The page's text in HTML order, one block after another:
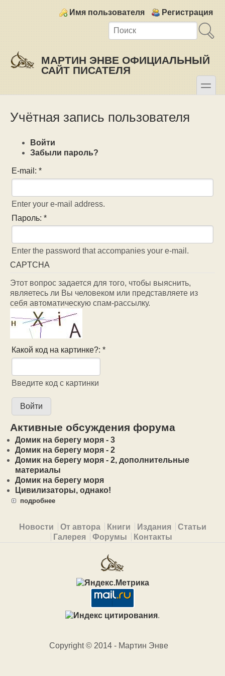
Login links
Имя пользователя Регистрация
МАРТИН ЭНВЕ ОФИЦИАЛЬНЫЙ
САЙТ ПИСАТЕЛЯ
toggle
Учётная запись пользователя
Войти
Забыли пароль?
E-mail:*
Enter your e-mail address.
Пароль:*
Enter the password that accompanies your e-mail.
CAPTCHA
Этот вопрос задается для того, чтобы выяснить,
являетесь ли Вы человеком или представляете из
себя автоматическую спам-рассылку.
Какой код на картинке?:*
Введите код с картинки
Активные обсуждения форума
Домик на берегу моря - 3
Домик на берегу моря - 2
Домик на берегу моря - 2, дополнительные
материалы
Домик на берегу моря
Цивилизаторы, однако!
подробнее
Primary menu
Новости От автора Книги Издания
Статьи
Галерея
Форумы Контакты
.
Copyright © 2014 - Мартин Энве